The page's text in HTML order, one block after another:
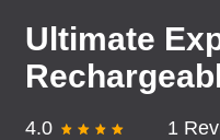
Ultimate
4.0 1